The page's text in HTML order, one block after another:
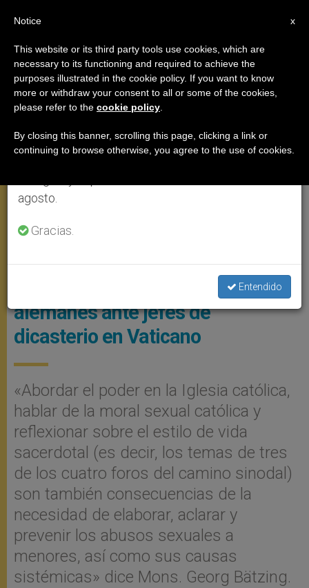
DOCUMENTOS
Intervención completa en
español de líder de obispos
alemanes ante jefes de
dicasterio en Vaticano
«Abordar el poder en la Iglesia católica,
hablar de la moral sexual católica y
reflexionar sobre el estilo de vida
sacerdotal (es decir, los temas de tres
de los cuatro foros del camino sinodal)
son también consecuencias de la
necesidad de elaborar, aclarar y
prevenir los abusos sexuales a
menores, así como sus causas
sistémicas» dice Mons. Georg Bätzing.
×
Aviso importante
Del 27 de julio al 7 de agosto haremos la pausa
anual, aprovechando que en el periodo de verano
se generan menos informaciones y también el
agosto.
Gracias.
Entendido
x
Notice
This website or its third party tools use cookies, which are
necessary to its functioning and required to achieve the
purposes illustrated in the cookie policy. If you want to know
more or withdraw your consent to all or some of the cookies,
please refer to the cookie policy
By closing this banner, scrolling this page, clicking a link or
continuing to browse otherwise, you agree to the use of cookies.